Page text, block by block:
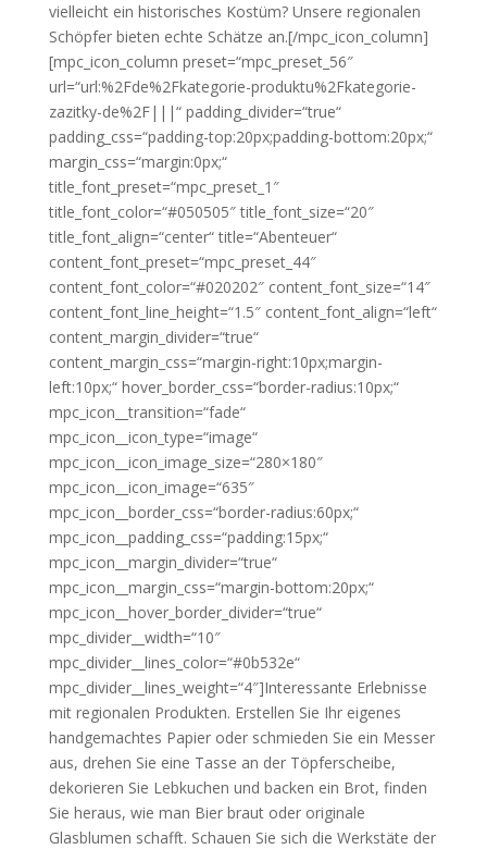
vielleicht ein historisches Kostüm? Unsere regionalen
Schöpfer bieten echte Schätze an.[/mpc_icon_column]
[mpc_icon_column preset=“mpc_preset_56″
url=“url:%2Fde%2Fkategorie-produktu%2Fkategorie-
zazitky-de%2F|||“ padding_divider=“true“
padding_css=“padding-top:20px;padding-bottom:20px;“
margin_css=“margin:0px;“
title_font_preset=“mpc_preset_1″
title_font_color=“#050505″ title_font_size=“20″
title_font_align=“center“ title=“Abenteuer“
content_font_preset=“mpc_preset_44″
content_font_color=“#020202″ content_font_size=“14″
content_font_line_height=“1.5″ content_font_align=“left“
content_margin_divider=“true“
content_margin_css=“margin-right:10px;margin-
left:10px;“ hover_border_css=“border-radius:10px;“
mpc_icon__transition=“fade“
mpc_icon__icon_type=“image“
mpc_icon__icon_image_size=“280×180″
mpc_icon__icon_image=“635″
mpc_icon__border_css=“border-radius:60px;“
mpc_icon__padding_css=“padding:15px;“
mpc_icon__margin_divider=“true“
mpc_icon__margin_css=“margin-bottom:20px;“
mpc_icon__hover_border_divider=“true“
mpc_divider__width=“10″
mpc_divider__lines_color=“#0b532e“
mpc_divider__lines_weight=“4″]Interessante Erlebnisse
mit regionalen Produkten. Erstellen Sie Ihr eigenes
handgemachtes Papier oder schmieden Sie ein Messer
aus, drehen Sie eine Tasse an der Töpferscheibe,
dekorieren Sie Lebkuchen und backen ein Brot, finden
Sie heraus, wie man Bier braut oder originale
Glasblumen schafft. Schauen Sie sich die Werkstäte der